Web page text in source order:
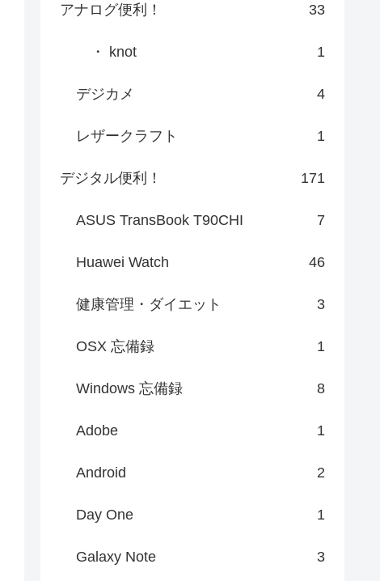
アナログ便利！ 33
・ knot 1
デジカメ 4
レザークラフト 1
デジタル便利！ 171
ASUS TransBook T90CHI 7
Huawei Watch 46
健康管理・ダイエット 3
OSX 忘備録 1
Windows 忘備録 8
Adobe 1
Android 2
Day One 1
Galaxy Note 3